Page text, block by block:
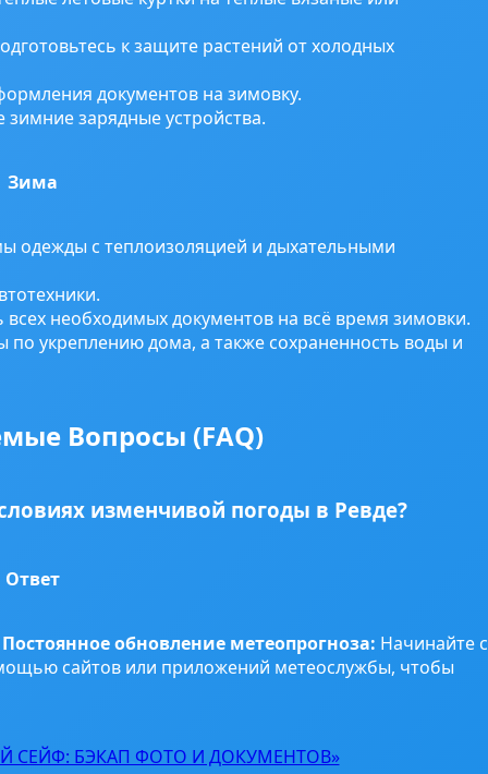
к защите растений от холодных
документов на зимовку.
зарядные устройства.
Зима
одежды с теплоизоляцией и дыхательными
всех необходимых документов на всё время зимовки.
по укреплению дома, а также сохраненность воды и
Вопросы (FAQ)
изменчивой погоды в Ревде?
Ответ
Постоянное обновление метеопрогноза: Начинайте с
сайтов или приложений метеослужбы, чтобы
СЕЙФ: БЭКАП ФОТО И ДОКУМЕНТОВ»